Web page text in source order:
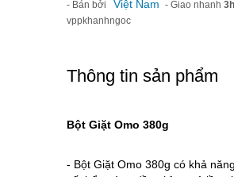
- Bán bởi Việt Nam - Giao nhanh
vppkhanhngoc
Thông tin sản phẩm
Bột Giặt Omo 380g
- Bột Giặt Omo 380g có khả